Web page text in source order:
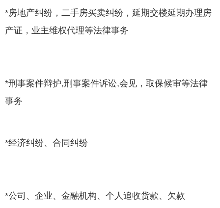
*房地产纠纷，二手房买卖纠纷，延期交楼延期办理房
产证，业主维权代理等法律事务
*刑事案件辩护,刑事案件诉讼,会见，取保候审等法律
事务
*经济纠纷、合同纠纷
*公司、企业、金融机构、个人追收货款、欠款